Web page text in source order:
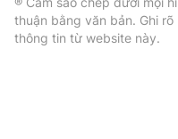
thuận bằng văn bản. Ghi
thông tin từ website này.